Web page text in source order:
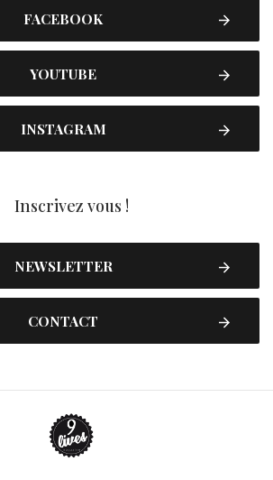
FACEBOOK
YOUTUBE
INSTAGRAM
Inscrivez vous !
NEWSLETTER
CONTACT